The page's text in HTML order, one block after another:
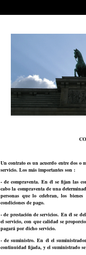
Un contrato es un acuerdo entre dos o
servicio. Los más importantes son :
- de compraventa. En él se fijan las
cabo la compraventa de una
personas que lo celebran, los
condiciones de pago.
- de prestación de servicios. En él se
el servicio, con que calidad se
pagará por dicho servicio.
- de suministro. En él el
continuidad fijada, y el suministrado se